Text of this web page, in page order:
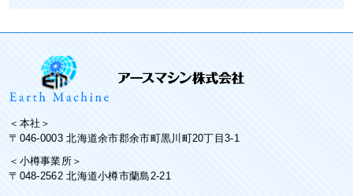
＜本社＞
〒046-0003 北海道余市郡余市町黒川町20丁目3-1
＜小樽事業所＞
〒048-2562 北海道小樽市蘭島2-21